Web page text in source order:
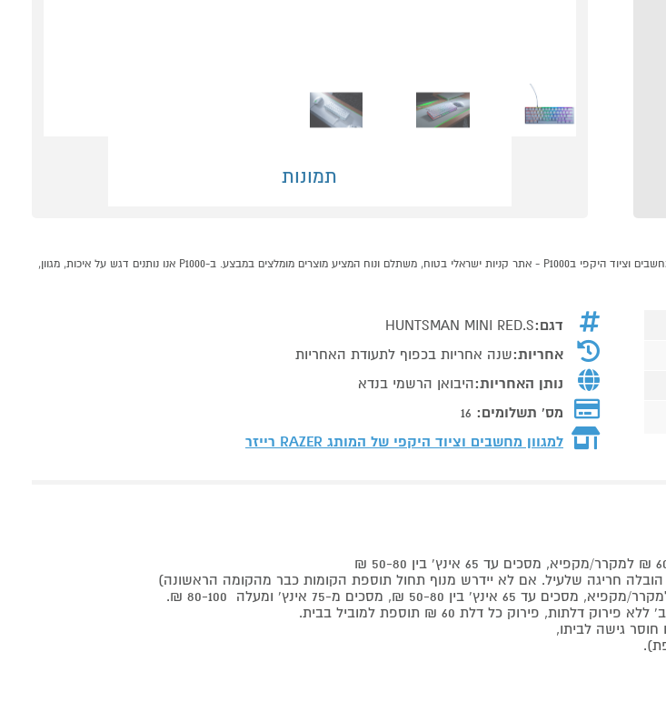
תמונות
מקלדת אופטית רייזר RAZER HUNTSMAN MINI RED.S לבן קונים אונליין בקטגוריית מחשבים וציוד היקפי במחלקת מחשבים וציוד היקפי בP1000 - אתר קניות ישראלי בטוח, משתלם ונוח המציע מוצרים מומלצים במבצע. ב-P1000 אנו נותנים דגש על איכות, מגוון,
דגם:HUNTSMAN MINI RED.S
אחריות:שנה אחריות בכפוף לתעודת האחריות
נותן האחריות:היבואן הרשמי בנדא
מס' תשלומים: 16
למגוון מחשבים וציוד היקפי של המותג RAZER רייזר
כל דלת 60 ₪ תוספת למוביל בבית.